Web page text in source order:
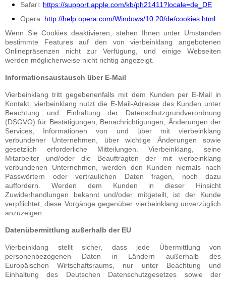
Safari: https://support.apple.com/kb/ph21411?locale=de_DE
Opera: http://help.opera.com/Windows/10.20/de/cookies.html
Wenn Sie Cookies deaktivieren, stehen Ihnen unter Umständen
bestimmte Features auf den von vierbeinklang angebotenen
Onlinepräsenzen nicht zur Verfügung, und einige Webseiten
werden möglicherweise nicht richtig angezeigt.
Informationsaustausch über E-Mail
Vierbeinklang tritt gegebenenfalls mit dem Kunden per E-Mail in
Kontakt. vierbeinklang nutzt die E-Mail-Adresse des Kunden unter
Beachtung und Einhaltung der Datenschutzgrundverordnung
(DSGVO) für Bestätigungen, Benachrichtigungen, Änderungen der
Services, Informationen von und über mit vierbeinklang
verbundener Unternehmen, über wichtige Änderungen sowie
gesetzlich erforderliche Mitteilungen. Vierbeinklang, seine
Mitarbeiter und/oder die Beauftragten der mit vierbeinklang
verbundenen Unternehmen, werden den Kunden niemals nach
Passwörtern oder vertraulichen Daten fragen, noch dazu
auffordern. Werden dem Kunden in dieser Hinsicht
Zuwiderhandlungen bekannt und/oder mitgeteilt, ist der Kunde
verpflichtet, diese Vorgänge gegenüber vierbeinklang unverzüglich
anzuzeigen.
Datenübermittlung außerhalb der EU
Vierbeinklang stellt sicher, dass jede Übermittlung von
personenbezogenen Daten in Ländern außerhalb des
Europäischen Wirtschaftsraums, nur unter Beachtung und
Einhaltung des Deutschen Datenschutzgesetzes sowie der